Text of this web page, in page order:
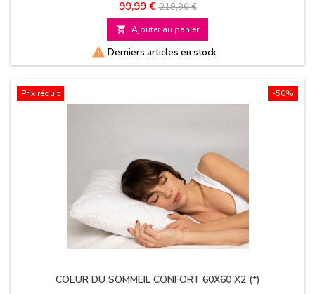
Prix
99,99 € Prix
de
base
219,96 €
 Ajouter au panier
 Derniers articles en stock
-50%
Prix réduit
COEUR DU SOMMEIL CONFORT 60X60 X2 (*)